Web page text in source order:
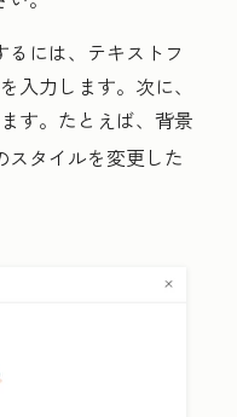
には、テキストフ
を入力します。次に、
す。 たとえば、背景
スタイルを変更した